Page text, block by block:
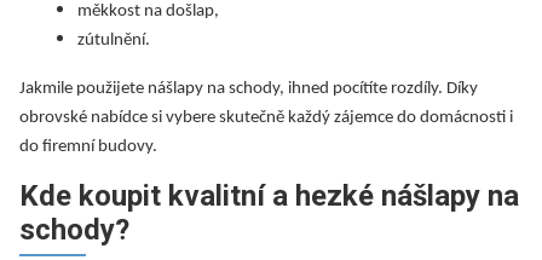
měkkost na došlap,
zútulnění.
Jakmile použijete nášlapy na schody, ihned pocítíte rozdíly. Díky
obrovské nabídce si vybere skutečně každý zájemce do domácnosti i
do firemní budovy.
Kde koupit kvalitní a hezké nášlapy na
schody?